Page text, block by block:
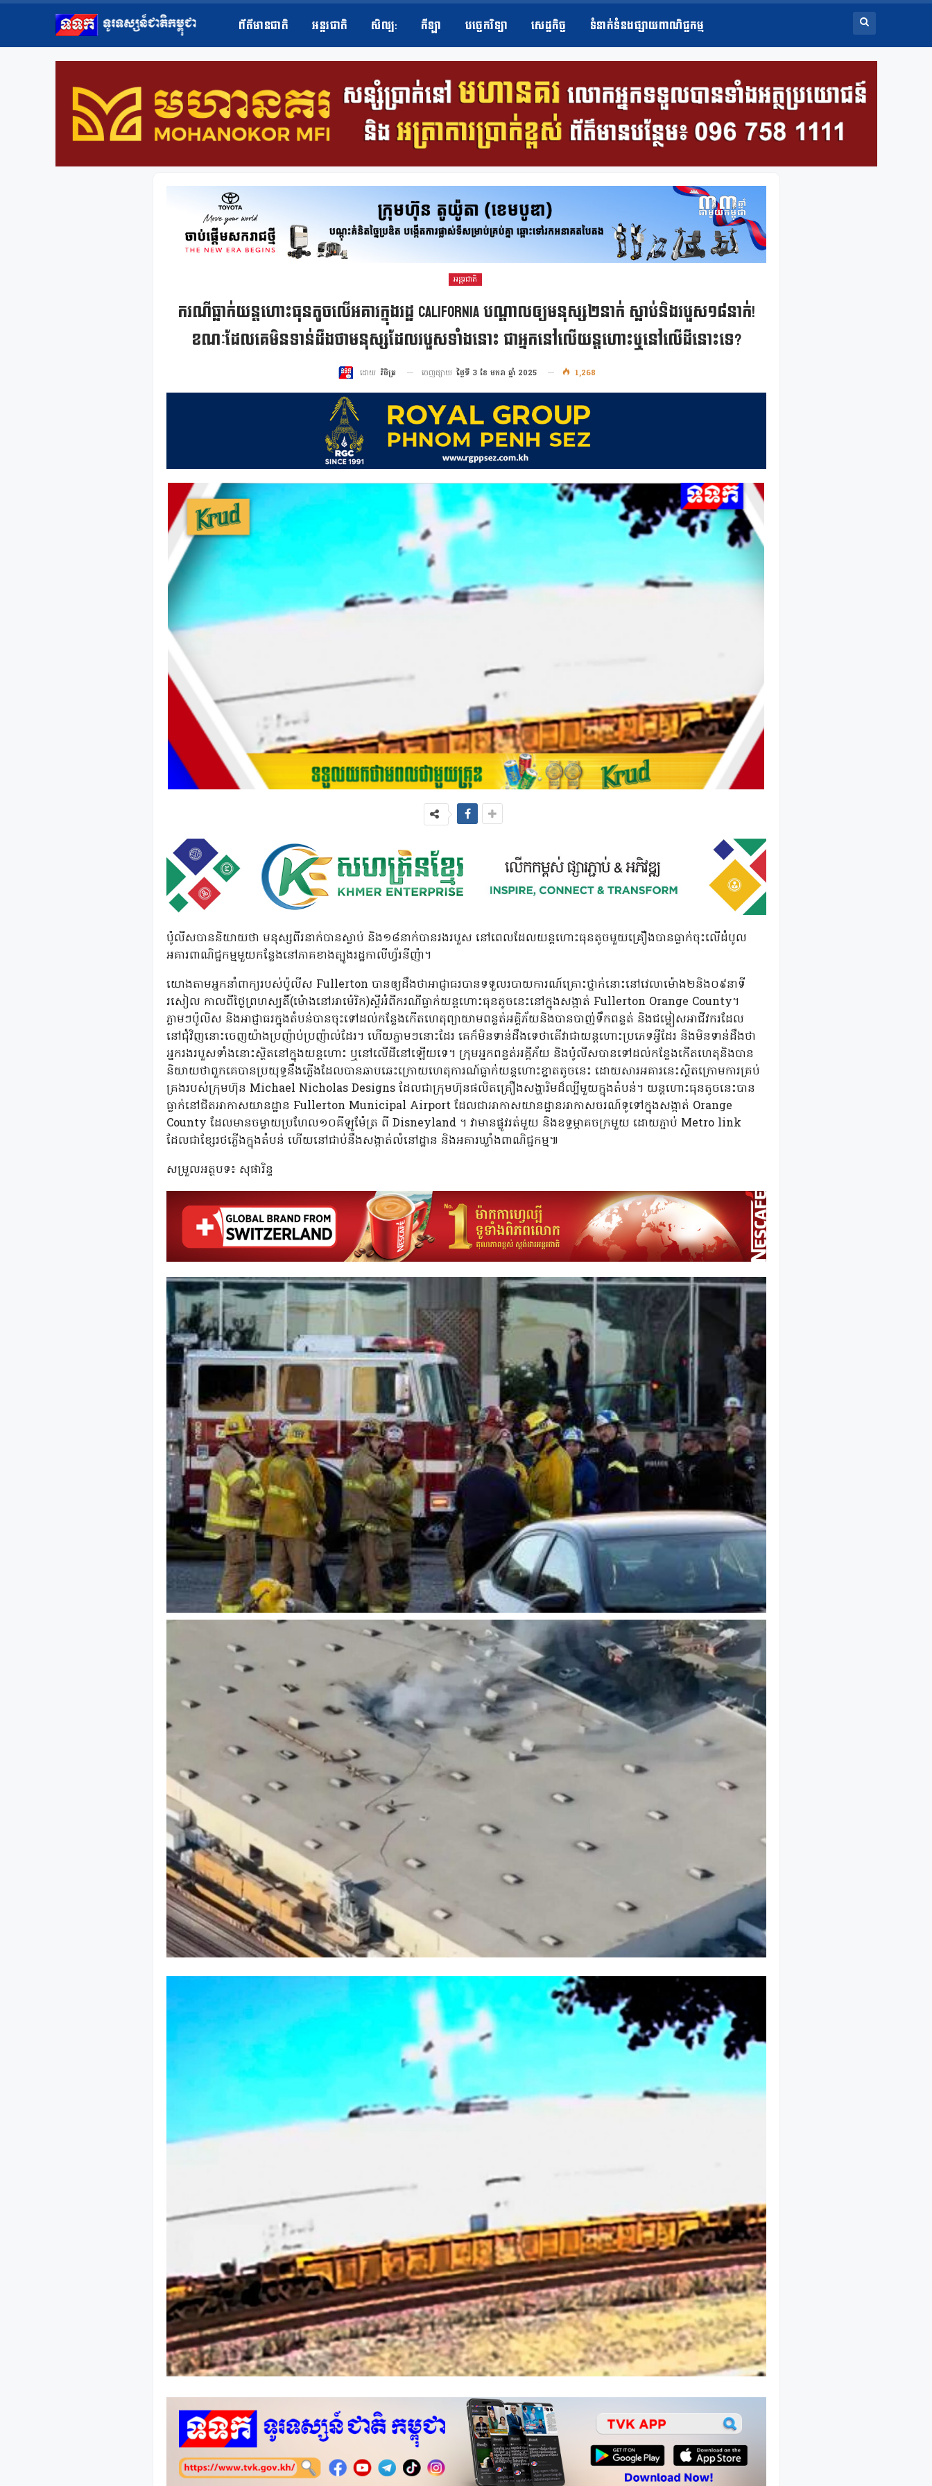
ព័ត៌មានជាតិ អន្តរជាតិ សិល្ប​: កីឡា បច្ចេកវិទ្យា សេដ្ឋកិច្ច ទំនាក់ទំនងផ្សាយពាណិជ្ជកម្ម
អន្តរជាតិ
ករណីធ្លាក់យន្តហោះធុនតូចលើអគារក្នុងរដ្ឋ California បណ្តាលឲ្យមនុស្ស២នាក់ ស្លាប់និងរបួស១៨នាក់!
ខណៈដែលគេមិនទាន់ដឹងថាមនុស្សដែលរបួសទាំងនោះ ជាអ្នកនៅលើយន្តហោះឬនៅលើដីនោះទេ?
ដោយ វិចិត្រ ចេញផ្សាយ ថ្ងៃទី 3 ខែ មករា ឆ្នាំ 2025 1,268
ប៉ូលីសបាននិយាយថា មនុស្សពីរនាក់បានស្លាប់ និង១៨នាក់បានរងរបួស នៅពេលដែលយន្តហោះធុនតូចមួយគ្រឿងបានធ្លាក់ចុះលើដំបូល
អគារពាណិជ្ជកម្មមួយកន្លែងនៅភាគខាងត្បូងរដ្ឋកាលីហ្វ័រនីញ៉ា។
យោងតាមអ្នកនាំពាក្យរបស់ប៉ូលីស Fullerton បានឲ្យដឹងថាអាជ្ញាធរបានទទួលរបាយការណ៍គ្រោះថ្នាក់នោះនៅវេលាម៉ោង២និង០៩នាទី
រសៀល កាលពីថ្ងៃព្រហស្បតិ៍(ម៉ោងនៅអាម៉េរិក)ស្តីអំពីករណីធ្លាក់យន្តហោះធុនតូចនេះនៅក្នុងសង្កាត់ Fullerton Orange County។
ភ្លាមៗប៉ូលិស និងអាជ្ញាធរក្នុងតំបន់បានចុះទៅដល់កន្លែងកើតហេតុព្យាយាមពន្លត់អគ្គិភ័យនិងបានបាញ់ទឹកពន្លត់ និងជម្លៀសអាជីវករដែល
នៅជុំវិញនោះចេញយ៉ាងប្រញ៉ាប់ប្រញ៉ាល់ដែរ។ ហើយភ្លាមៗនោះដែរ គេក៏មិនទាន់ដឹងទេថាតើវាជាយន្តហោះប្រភេទអ្វីដែរ និងមិនទាន់ដឹងថា
អ្នករងរបួសទាំងនោះស្ថិតនៅក្នុងយន្តហោះ ឬនៅលើដីនៅឡើយទេ។ ក្រុមអ្នកពន្លត់អគ្គីភ័យ និងប៉ូលីសបានទៅដល់កន្លែងកើតហេតុនិងបាន
និយាយថាពួកគេបានប្រយុទ្ធនឹងភ្លើងដែលបានឆាបឆេះក្រោយហេតុការណ៍ធ្លាក់យន្តហោះខ្នាតតូចនេះ ដោយសារអគារនេះស្ថិតក្រោមការគ្រប់
គ្រងរបស់ក្រុមហ៊ុន Michael Nicholas Designs ដែលជាក្រុមហ៊ុនផលិតគ្រឿងសង្ហារិមដ៏ល្បីមួយក្នុងតំបន់។ យន្តហោះធុនតូចនេះបាន
ធ្លាក់នៅជិតអាកាសយានដ្ឋាន Fullerton Municipal Airport ដែលជាអាកាសយានដ្ឋានអាកាសចរណ៍ទូទៅក្នុងសង្កាត់ Orange
County ដែលមានចម្ងាយប្រហែល១០គីឡូម៉ែត្រ ពី Disneyland ។ វាមានផ្លូវរត់មួយ និងឧទ្ធម្ភាគចក្រមួយ ដោយភ្ជាប់ Metro link
ដែលជាខ្សែរថភ្លើងក្នុងតំបន់ ហើយនៅជាប់នឹងសង្កាត់លំនៅដ្ឋាន និងអគារឃ្លាំងពាណិជ្ជកម្ម៕
សម្រួលអត្ថបទ៖ សុផារិន្ទ